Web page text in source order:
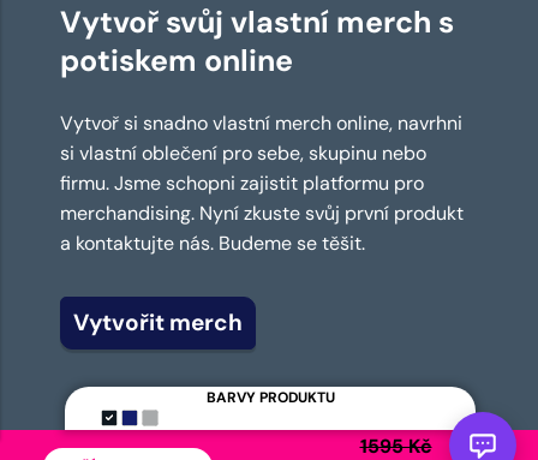
BARVY PRODUKTU
1595 Kč
Vytvoř svůj vlastní merch s
potiskem online
Vytvoř si snadno vlastní merch online, navrhni
si vlastní oblečení pro sebe, skupinu nebo
firmu. Jsme schopni zajistit platformu pro
merchandising. Nyní zkuste svůj první produkt
a kontaktujte nás. Budeme se těšit.
Vytvořit merch